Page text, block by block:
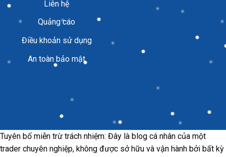
Liên hệ
Quảng cáo
Điều khoản sử dụng
An toàn bảo mật
Tuyên bố miễn trừ trách nhiệm: Đây là blog cá nhân của một
trader chuyên nghiệp, không được sở hữu và vận hành bởi bất kỳ